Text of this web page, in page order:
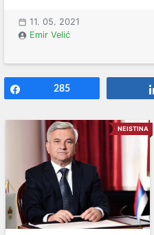
11. 05. 2021
Emir Velić
285
NEISTINA